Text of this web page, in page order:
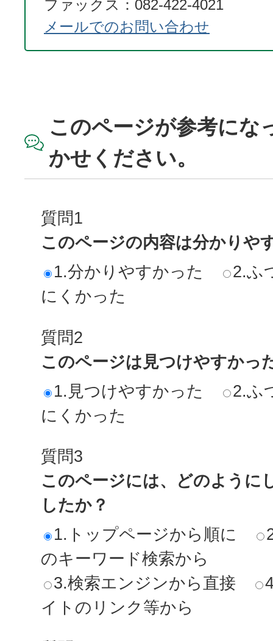
ファックス：082-422-4021
メールでのお問い合わせ
このページが参考にな
かせください。
質問1
このページの内容は分かりや
1.分かりやすかった
2.ふ
にくかった
質問2
このページは見つけやすかっ
1.見つけやすかった
2.ふ
にくかった
質問3
このページには、どのように
したか？
1.トップページから順に
のキーワード検索から
3.検索エンジンから直接
イトのリンク等から